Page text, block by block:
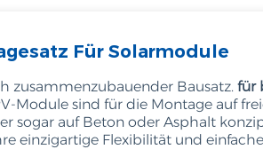
Für Solarmodule
zusammenzubauender Bausatz. für
Module sind für die Montage auf
sogar auf Beton oder Asphalt
einzigartige Flexibilität und